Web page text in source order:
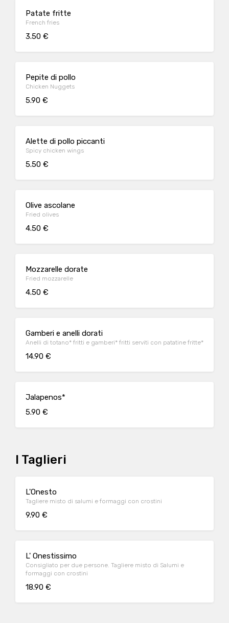
Patate fritte
French fries
3.50 €
Pepite di pollo
Chicken Nuggets
5.90 €
Alette di pollo piccanti
Spicy chicken wings
5.50 €
Olive ascolane
Fried olives
4.50 €
Mozzarelle dorate
Fried mozzarelle
4.50 €
Gamberi e anelli dorati
Anelli di totano* fritti e gamberi* fritti serviti con patatine fritte*
14.90 €
Jalapenos*
5.90 €
I Taglieri
L'Onesto
Tagliere misto di salumi e formaggi con crostini
9.90 €
L' Onestissimo
Consigliato per due persone. Tagliere misto di Salumi e
formaggi con crostini
18.90 €